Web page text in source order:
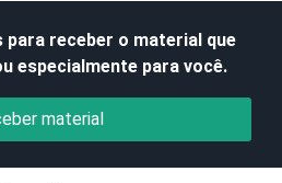
para receber o material que
especialmente para você.
material